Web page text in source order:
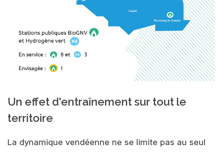
Un effet d'entraînement sur tout le
territoire
La dynamique vendéenne ne se limite pas au seul